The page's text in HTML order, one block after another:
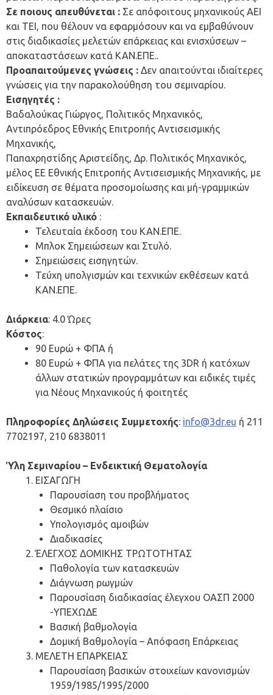
Σε ποιους απευθύνεται : Σε απόφοιτους μηχανικούς ΑΕΙ
και ΤΕΙ, που θέλουν να εφαρμόσουν και να εμβαθύνουν
στις διαδικασίες μελετών επάρκειας και ενισχύσεων –
αποκαταστάσεων κατά ΚΑΝ.ΕΠΕ..
Προαπαιτούμενες γνώσεις : Δεν απαιτούνται ιδιαίτερες
γνώσεις για την παρακολούθηση του σεμιναρίου.
Εισηγητές :
Βαδαλούκας Γιώργος, Πολιτικός Μηχανικός,
Αντιπρόεδρος Εθνικής Επιτροπής Αντισεισμικής
Μηχανικής,
Παπαχρηστίδης Αριστείδης, Δρ. Πολιτικός Μηχανικός,
μέλος ΕΕ Εθνικής Επιτροπής Αντισεισμικής Μηχανικής, με
ειδίκευση σε θέματα προσομοίωσης και μή-γραμμικών
αναλύσων κατασκευών.
Εκπαιδευτικό υλικό :
Τελευταία έκδοση του ΚΑΝ.ΕΠΕ.
Μπλοκ Σημειώσεων και Στυλό.
Σημειώσεις εισηγητών.
Τεύχη υπολγισμών και τεχνικών εκθέσεων κατά
ΚΑΝ.ΕΠΕ.
Διάρκεια: 4.0 Ώρες
Κόστος:
90 Ευρώ + ΦΠΑ ή
80 Ευρώ + ΦΠΑ για πελάτες της 3DR ή κατόχων
άλλων στατικών προγραμμάτων και ειδικές τιμές
για Νέους Μηχανικούς ή φοιτητές
Πληροφορίες Δηλώσεις Συμμετοχής: info@3dr.eu ή 211
7702197, 210 6838011
Ύλη Σεμιναρίου – Ενδεικτική Θεματολογία
ΕΙΣΑΓΩΓΗ
Παρουσίαση του προβλήματος
Θεσμικό πλαίσιο
Υπολογισμός αμοιβών
Διαδικασίες
ΈΛΕΓΧΟΣ ΔΟΜΙΚΗΣ ΤΡΩΤΟΤΗΤΑΣ
Παθολογία των κατασκευών
Διάγνωση ρωγμών
Παρουσίαση διαδικασίας έλεγχου ΟΑΣΠ 2000
-ΥΠΕΧΩΔΕ
Βασική βαθμολογία
Δομική Βαθμολογία – Απόφαση Επάρκειας
ΜΕΛΕΤΗ ΕΠΑΡΚΕΙΑΣ
Παρουσίαση βασικών στοιχείων κανονισμών
1959/1985/1995/2000